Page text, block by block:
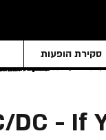
סקירת הופעות
DC - If